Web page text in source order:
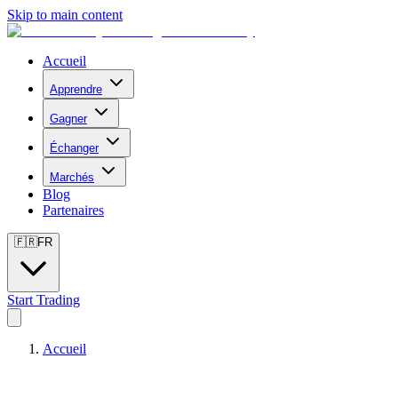
Skip to main content
Accueil
Apprendre
Gagner
Échanger
Marchés
Blog
Partenaires
🇫🇷FR
Start Trading
Accueil